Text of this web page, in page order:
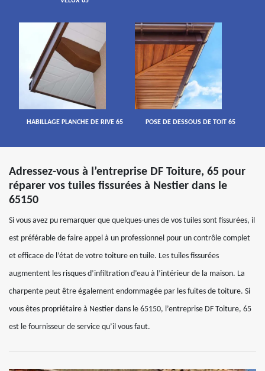
HABILLAGE PLANCHE DE RIVE 65 POSE DE DESSOUS DE TOIT 65
Adressez-vous à l’entreprise DF Toiture, 65 pour
réparer vos tuiles fissurées à Nestier dans le
65150
Si vous avez pu remarquer que quelques-unes de vos tuiles sont fissurées, il
est préférable de faire appel à un professionnel pour un contrôle complet
et efficace de l’état de votre toiture en tuile. Les tuiles fissurées
augmentent les risques d’infiltration d’eau à l’intérieur de la maison. La
charpente peut être également endommagée par les fuites de toiture. Si
vous êtes propriétaire à Nestier dans le 65150, l’entreprise DF Toiture, 65
est le fournisseur de service qu’il vous faut.